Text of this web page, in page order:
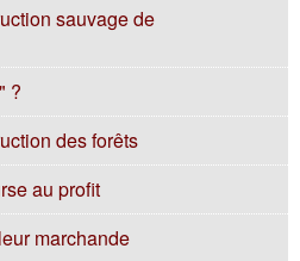
sauvage de
?
des forêts
au profit
marchande